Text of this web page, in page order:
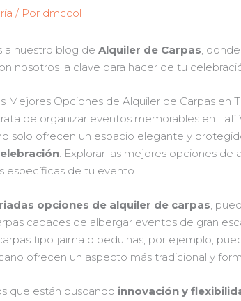
/ Por dmccol
a nuestro blog deAlquiler de Carpas,
nosotros la clave para hacer de tu
Mejores Opciones de Alquiler de Carpas en
de organizar eventos memorables en Tafí
solo ofrecen un espacio elegante y
. Explorar las mejores opciones
específicas de tu evento.
opciones de alquiler de carpas,
capaces de albergar eventos de gran
tipo jaima o beduinas, por ejemplo,
ofrecen un aspecto más tradicional y
que están buscando innovación y